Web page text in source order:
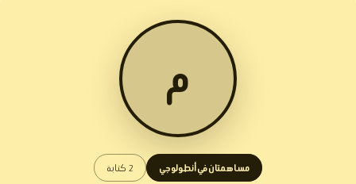
م
مساهمتان في أنطولوجي 2 كتابة